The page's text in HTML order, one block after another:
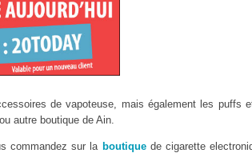
de vapoteuse, mais également les puffs
autre boutique de Ain.
commandez sur la boutiquede cigarette